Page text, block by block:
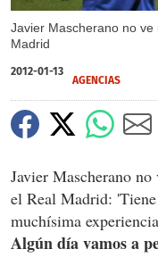
Javier Mascherano no
Madrid
2012-01-13
AGENCIAS
Javier Mascherano
el Real Madrid: 'Tiene
muchísima
Algún día vamos a